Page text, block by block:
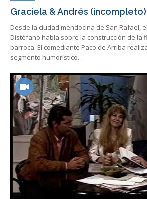
Graciela & Andrés (incompleto)
Desde la ciudad mendocina de San Rafael,
Distéfano habla sobre la construcción de la
barroca. El comediante Paco de Arriba
segmento humorístico.…